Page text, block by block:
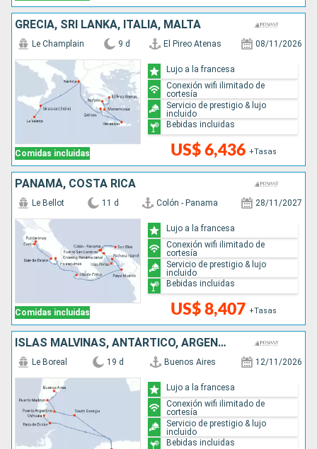
GRECIA, SRI LANKA, ITALIA, MALTA
Comidas incluidas
Le Champlain 9 d El Pireo Atenas 08/11/2026
US$ 6,436 +Tasas
Lujo a la francesa
Conexión wifi ilimitado de
cortesía
Servicio de prestigio & lujo
incluido
Bebidas incluidas
PANAMÁ, COSTA RICA
Comidas incluidas
Le Bellot 11 d Colón - Panama 28/11/2027
US$ 8,407 +Tasas
Lujo a la francesa
Conexión wifi ilimitado de
cortesía
Servicio de prestigio & lujo
incluido
Bebidas incluidas
ISLAS MALVINAS, ANTÁRTICO, ARGENTINA
Le Boreal 19 d Buenos Aires 12/11/2026
Lujo a la francesa
Conexión wifi ilimitado de
cortesía
Servicio de prestigio & lujo
incluido
Bebidas incluidas